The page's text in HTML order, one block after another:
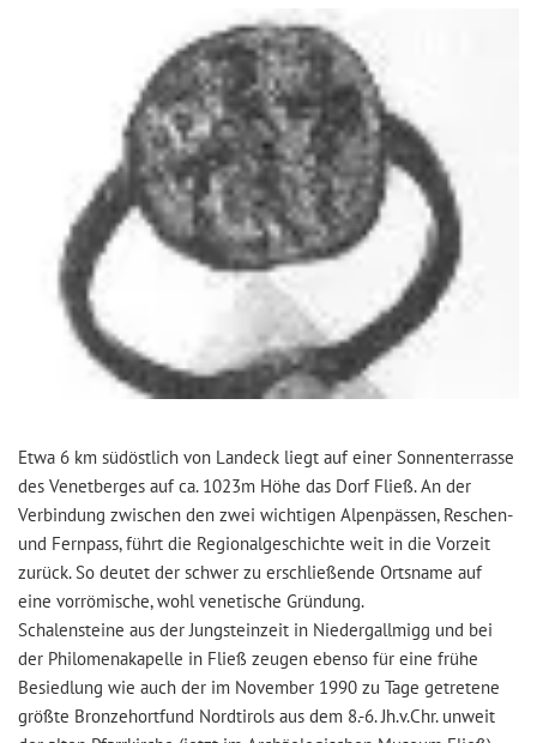
Etwa 6 km südöstlich von Landeck liegt auf einer Sonnenterrasse
des Venetberges auf ca. 1023m Höhe das Dorf Fließ. An der
Verbindung zwischen den zwei wichtigen Alpenpässen, Reschen-
und Fernpass, führt die Regionalgeschichte weit in die Vorzeit
zurück. So deutet der schwer zu erschließende Ortsname auf
eine vorrömische, wohl venetische Gründung.
Schalensteine aus der Jungsteinzeit in Niedergallmigg und bei
der Philomenakapelle in Fließ zeugen ebenso für eine frühe
Besiedlung wie auch der im November 1990 zu Tage getretene
größte Bronzehortfund Nordtirols aus dem 8.-6. Jh.v.Chr. unweit